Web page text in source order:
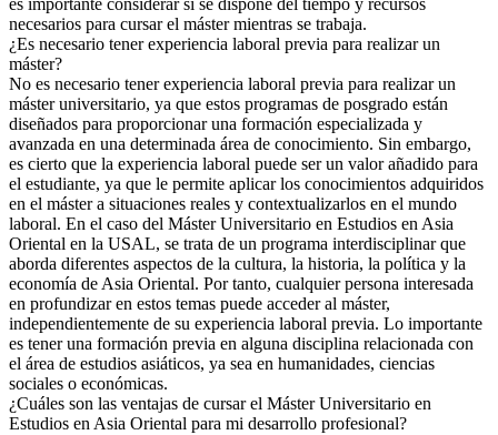
es importante considerar si se dispone del tiempo y recursos
necesarios para cursar el máster mientras se trabaja.
¿Es necesario tener experiencia laboral previa para realizar un
máster?
No es necesario tener experiencia laboral previa para realizar un
máster universitario, ya que estos programas de posgrado están
diseñados para proporcionar una formación especializada y
avanzada en una determinada área de conocimiento. Sin embargo,
es cierto que la experiencia laboral puede ser un valor añadido para
el estudiante, ya que le permite aplicar los conocimientos adquiridos
en el máster a situaciones reales y contextualizarlos en el mundo
laboral. En el caso del Máster Universitario en Estudios en Asia
Oriental en la USAL, se trata de un programa interdisciplinar que
aborda diferentes aspectos de la cultura, la historia, la política y la
economía de Asia Oriental. Por tanto, cualquier persona interesada
en profundizar en estos temas puede acceder al máster,
independientemente de su experiencia laboral previa. Lo importante
es tener una formación previa en alguna disciplina relacionada con
el área de estudios asiáticos, ya sea en humanidades, ciencias
sociales o económicas.
¿Cuáles son las ventajas de cursar el Máster Universitario en
Estudios en Asia Oriental para mi desarrollo profesional?